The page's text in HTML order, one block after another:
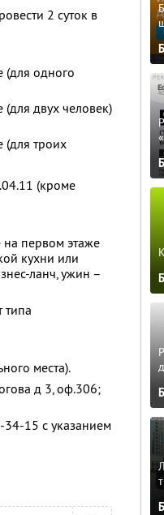
2 суток в
(для одного
двух человек)
(для троих
(кроме
на первом этаже
кухни или
ланч, ужин –
типа
места).
д 3, оф.306;
15 с указанием